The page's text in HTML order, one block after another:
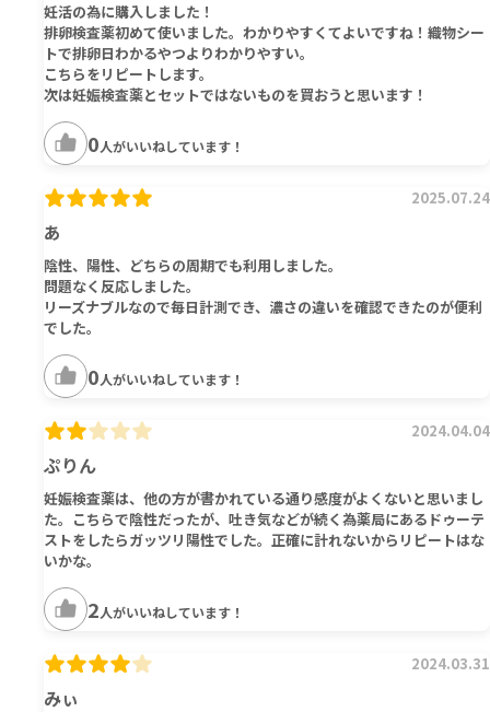
妊活の為に購入しました！
排卵検査薬初めて使いました。わかりやすくてよいですね！織物シー
トで排卵日わかるやつよりわかりやすい。
こちらをリピートします。
次は妊娠検査薬とセットではないものを買おうと思います！
0人がいいねしています！
あ
2025.07.24
陰性、陽性、どちらの周期でも利用しました。
問題なく反応しました。
リーズナブルなので毎日計測でき、濃さの違いを確認できたのが便利
でした。
0人がいいねしています！
ぷりん
2024.04.04
妊娠検査薬は、他の方が書かれている通り感度がよくないと思いまし
た。こちらで陰性だったが、吐き気などが続く為薬局にあるドゥーテ
ストをしたらガッツリ陽性でした。正確に計れないからリピートはな
いかな。
2人がいいねしています！
みぃ
2024.03.31